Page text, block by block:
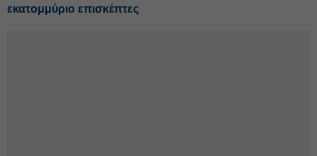
εκατομμύριο επισκέπτες